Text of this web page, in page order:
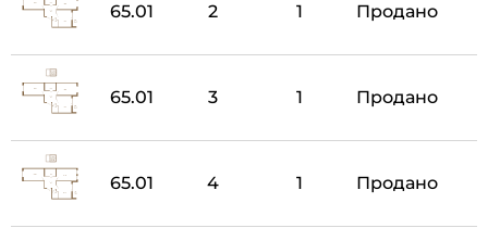
65.01 2 1 Продано
65.01 3 1 Продано
65.01 4 1 Продано